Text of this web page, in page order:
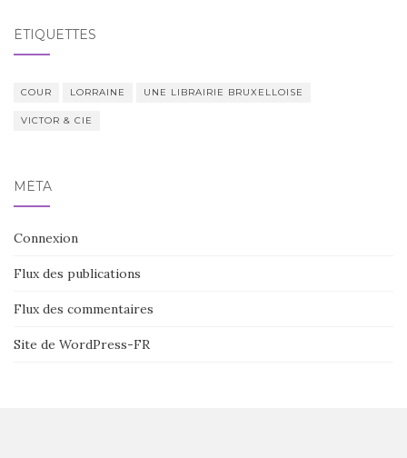
ÉTIQUETTES
COUR LORRAINE UNE LIBRAIRIE BRUXELLOISE
VICTOR & CIE
MÉTA
Connexion
Flux des publications
Flux des commentaires
Site de WordPress-FR